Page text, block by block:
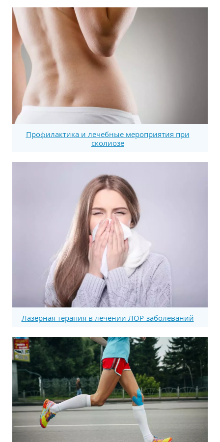
Профилактика и лечебные мероприятия при
сколиозе
Лазерная терапия в лечении ЛОР-заболеваний